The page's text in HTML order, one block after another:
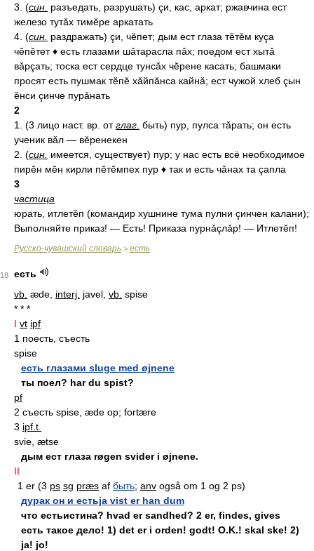
3. (син. разъедать, разрушать) çи, кас, аркат; ржавчина ест
железо тутǎх тимĕре аркатать
4. (син. раздражать) çи, чĕпет; дым ест глаза тĕтĕм куçа
чĕпĕтет ♦ есть глазами шǎтарасла пǎх; поедом ест хытǎ
вǎрçать; тоска ест сердце тунсǎх чĕрене касать; башмаки
просят есть пушмак тĕпĕ хǎйпǎнса кайнǎ; ест чужой хлеб çын
ĕнси çинче пурǎнать
2
1. (3 лицо наст. вр. отглаг. быть) пур, пулса тǎрать; он есть
ученик вǎл — вĕренекен
2. (син. имеется, существует) пур; у нас есть всё необходимое
пирĕн мĕн кирли пĕтĕмпех пур ♦ так и есть чǎнах та çапла
3
частица
юрать, итлетĕп (командир хушнине тума пулни çинчен калани);
Выполняйте приказ! — Есть! Приказа пурнǎçлǎр! — Итлетĕп!
Русско-чувашский словарь > есть
18
есть
vb. æde, interj. javel, vb. spise
* * *
I vt ipf
1 поесть, съесть
spise
есть глазами sluge med øjnene
ты поел? har du spist?
pf
2 съесть spise, æde op; fortære
3 ipf.t.
svie, ætse
дым ест глаза røgen svider i øjnene.
II
1 er (3 ps sg præs af быть; anv også om 1 og 2 ps)
дурак он и естьja vist er han dum
что естьистина? hvad er sandhed? 2 er, findes, gives
есть такое дело! 1) det er i orden! godt! O.K.! skal ske! 2)
ja! jo!